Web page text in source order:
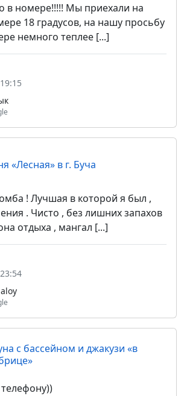
в номере!!!!! Мы приехали на
18 градусов, на нашу просьбу
немного теплее [...]
«Лесная» в г. Буча
! Лучшая в которой я был ,
. Чисто , без лишних запахов
отдыха , мангал [...]
с бассейном и джакузи «в